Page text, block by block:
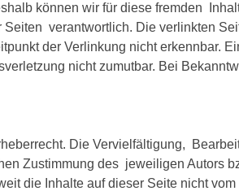
können wir für diese fremden
verantwortlich. Die verlinkten
der Verlinkung nicht erkennbar.
nicht zumutbar. Bei
Die Vervielfältigung,
Zustimmung des jeweiligen Autors
die Inhalte auf dieser Seite nicht vom